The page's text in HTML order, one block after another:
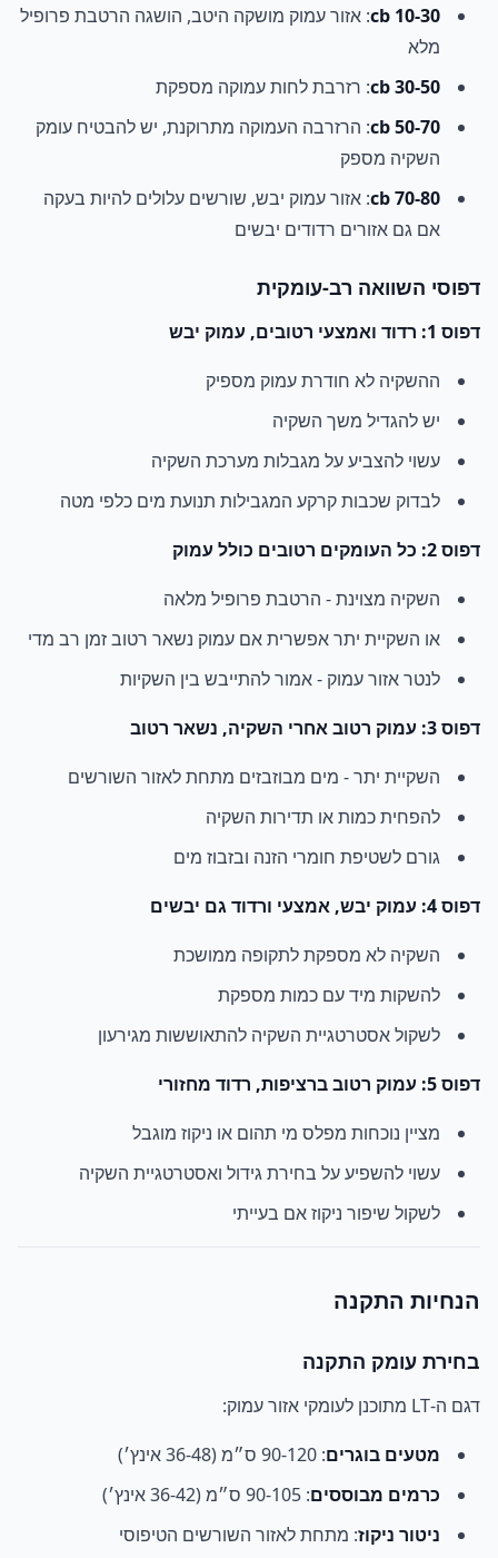
10-30 cb
: אזור עמוק מושקה היטב, הושגה הרטבת פרופיל
מלא
30-50 cb
: רזרבת לחות עמוקה מספקת
50-70 cb
: הרזרבה העמוקה מתרוקנת, יש להבטיח עומק
השקיה מספק
70-80 cb
: אזור עמוק יבש, שורשים עלולים להיות בעקה
אם גם אזורים רדודים יבשים
דפוסי השוואה רב-עומקית
דפוס 1: רדוד ואמצעי רטובים, עמוק יבש
ההשקיה לא חודרת עמוק מספיק
יש להגדיל משך השקיה
עשוי להצביע על מגבלות מערכת השקיה
לבדוק שכבות קרקע המגבילות תנועת מים כלפי מטה
דפוס 2: כל העומקים רטובים כולל עמוק
השקיה מצוינת - הרטבת פרופיל מלאה
או השקיית יתר אפשרית אם עמוק נשאר רטוב זמן רב מדי
לנטר אזור עמוק - אמור להתייבש בין השקיות
דפוס 3: עמוק רטוב אחרי השקיה, נשאר רטוב
השקיית יתר - מים מבוזבזים מתחת לאזור השורשים
להפחית כמות או תדירות השקיה
גורם לשטיפת חומרי הזנה ובזבוז מים
דפוס 4: עמוק יבש, אמצעי ורדוד גם יבשים
השקיה לא מספקת לתקופה ממושכת
להשקות מיד עם כמות מספקת
לשקול אסטרטגיית השקיה להתאוששות מגירעון
דפוס 5: עמוק רטוב ברציפות, רדוד מחזורי
מציין נוכחות מפלס מי תהום או ניקוז מוגבל
עשוי להשפיע על בחירת גידול ואסטרטגיית השקיה
לשקול שיפור ניקוז אם בעייתי
הנחיות התקנה
בחירת עומק התקנה
דגם ה-LT מתוכנן לעומקי אזור עמוק:
מטעים בוגרים: 90-120 ס״מ (36-48 אינץ׳)
כרמים מבוססים: 90-105 ס״מ (36-42 אינץ׳)
ניטור ניקוז: מתחת לאזור השורשים הטיפוסי